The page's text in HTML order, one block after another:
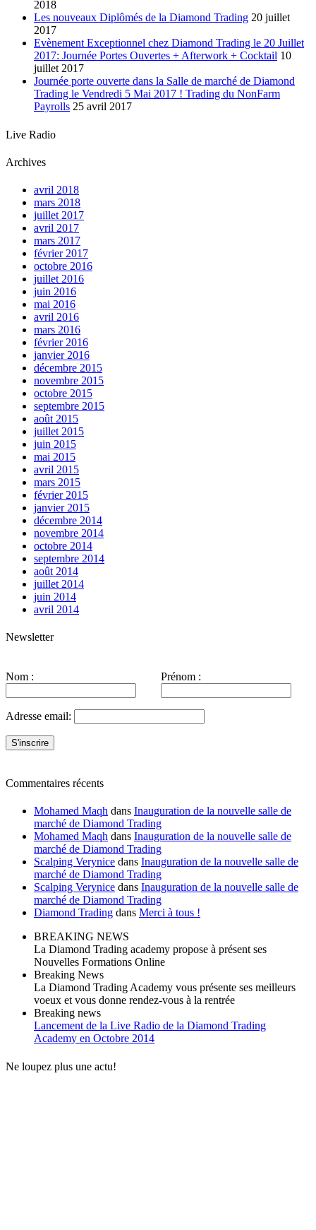
2018
Les nouveaux Diplômés de la Diamond Trading 20 juillet
2017
Evènement Exceptionnel chez Diamond Trading le 20 Juillet
2017: Journée Portes Ouvertes + Afterwork + Cocktail 10
juillet 2017
Journée porte ouverte dans la Salle de marché de Diamond
Trading le Vendredi 5 Mai 2017 ! Trading du NonFarm
Payrolls 25 avril 2017
Live Radio
Archives
avril 2018
mars 2018
juillet 2017
avril 2017
mars 2017
février 2017
octobre 2016
juillet 2016
juin 2016
mai 2016
avril 2016
mars 2016
février 2016
janvier 2016
décembre 2015
novembre 2015
octobre 2015
septembre 2015
août 2015
juillet 2015
juin 2015
mai 2015
avril 2015
mars 2015
février 2015
janvier 2015
décembre 2014
novembre 2014
octobre 2014
septembre 2014
août 2014
juillet 2014
juin 2014
avril 2014
Newsletter
Nom : Prénom :
Adresse email:
Commentaires récents
Mohamed Maqh dans Inauguration de la nouvelle salle de
marché de Diamond Trading
Mohamed Maqh dans Inauguration de la nouvelle salle de
marché de Diamond Trading
Scalping Verynice dans Inauguration de la nouvelle salle de
marché de Diamond Trading
Scalping Verynice dans Inauguration de la nouvelle salle de
marché de Diamond Trading
Diamond Trading dans Merci à tous !
BREAKING NEWS
La Diamond Trading academy propose à présent ses
Nouvelles Formations Online
Breaking News
La Diamond Trading Academy vous présente ses meilleurs
voeux et vous donne rendez-vous à la rentrée
Breaking news
Lancement de la Live Radio de la Diamond Trading
Academy en Octobre 2014
Ne loupez plus une actu!